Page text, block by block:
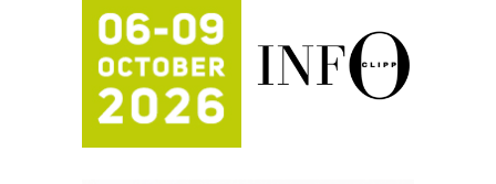
Potpuna efikasnost bez složenih
sistema
Trajna oznaka kao dugoročna korist
Bezbednost na prvom mestu!
IB BLUMENAUER - više od 40 godina
poverenja u industriji